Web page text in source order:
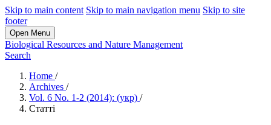
Skip to main content Skip to main navigation menu Skip to site
footer
Open Menu
Biological Resources and Nature Management
Search
Home /
Archives /
Vol. 6 No. 1-2 (2014): (укр) /
Статті